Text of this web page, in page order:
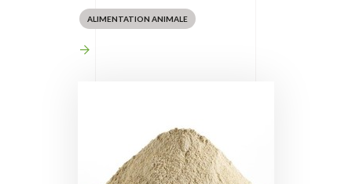
ALIMENTATION ANIMALE